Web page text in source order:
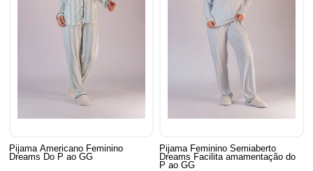
Pijama Americano Feminino
Dreams Do P ao GG
Pijama Feminino Semiaberto
Dreams Facilita amamentação do
P ao GG